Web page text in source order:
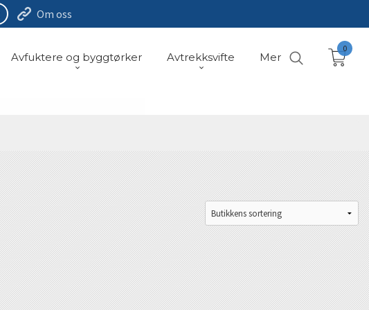
Om oss
Avfuktere og byggtørker Avtrekksvifte Mer
0